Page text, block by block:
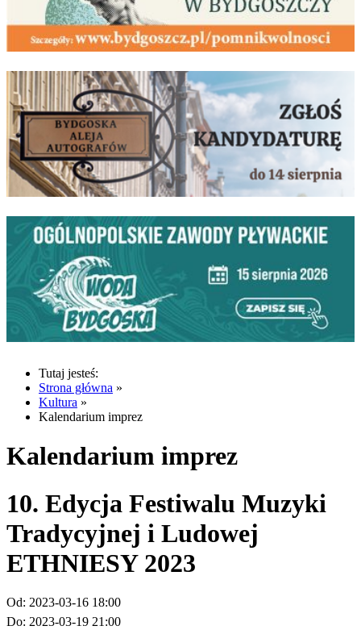
Tutaj jesteś:
Strona główna »
Kultura »
Kalendarium imprez
Kalendarium imprez
10. Edycja Festiwalu Muzyki
Tradycyjnej i Ludowej
ETHNIESY 2023
Od: 2023-03-16 18:00
Do: 2023-03-19 21:00